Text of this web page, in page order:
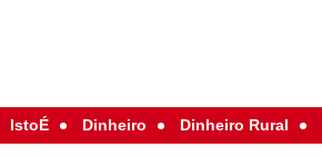
IstoÉ Dinheiro Dinheiro Rural